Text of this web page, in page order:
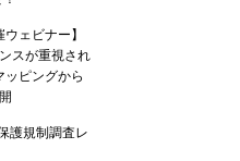
ェビナー】
スが重視され
ピングから
護規制調査レ